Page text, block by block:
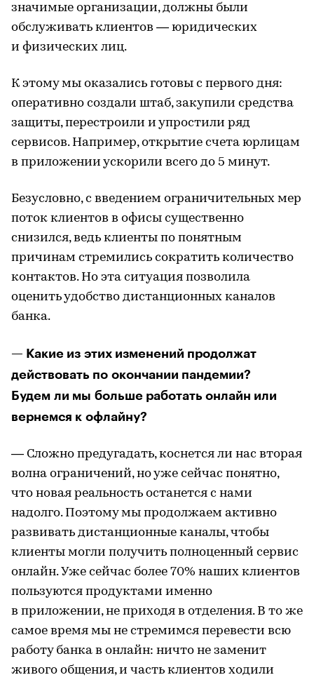
значимые организации, должны были
обслуживать клиентов — юридических
и физических лиц.
К этому мы оказались готовы с первого дня:
оперативно создали штаб, закупили средства
защиты, перестроили и упростили ряд
сервисов. Например, открытие счета юрлицам
в приложении ускорили всего до 5 минут.
Безусловно, с введением ограничительных мер
поток клиентов в офисы существенно
снизился, ведь клиенты по понятным
причинам стремились сократить количество
контактов. Но эта ситуация позволила
оценить удобство дистанционных каналов
банка.
— Какие из этих изменений продолжат
действовать по окончании пандемии?
Будем ли мы больше работать онлайн или
вернемся к офлайну?
— Сложно предугадать, коснется ли нас вторая
волна ограничений, но уже сейчас понятно,
что новая реальность останется с нами
надолго. Поэтому мы продолжаем активно
развивать дистанционные каналы, чтобы
клиенты могли получить полноценный сервис
онлайн. Уже сейчас более 70% наших клиентов
пользуются продуктами именно
в приложении, не приходя в отделения. В то же
самое время мы не стремимся перевести всю
работу банка в онлайн: ничто не заменит
живого общения, и часть клиентов ходили